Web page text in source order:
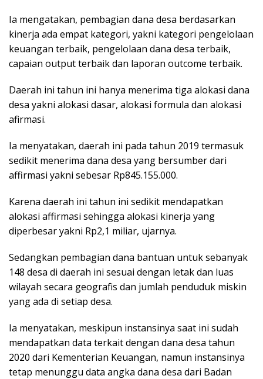
Ia mengatakan, pembagian dana desa berdasarkan
kinerja ada empat kategori, yakni kategori pengelolaan
keuangan terbaik, pengelolaan dana desa terbaik,
capaian output terbaik dan laporan outcome terbaik.
Daerah ini tahun ini hanya menerima tiga alokasi dana
desa yakni alokasi dasar, alokasi formula dan alokasi
afirmasi.
Ia menyatakan, daerah ini pada tahun 2019 termasuk
sedikit menerima dana desa yang bersumber dari
affirmasi yakni sebesar Rp845.155.000.
Karena daerah ini tahun ini sedikit mendapatkan
alokasi affirmasi sehingga alokasi kinerja yang
diperbesar yakni Rp2,1 miliar, ujarnya.
Sedangkan pembagian dana bantuan untuk sebanyak
148 desa di daerah ini sesuai dengan letak dan luas
wilayah secara geografis dan jumlah penduduk miskin
yang ada di setiap desa.
Ia menyatakan, meskipun instansinya saat ini sudah
mendapatkan data terkait dengan dana desa tahun
2020 dari Kementerian Keuangan, namun instansinya
tetap menunggu data angka dana desa dari Badan